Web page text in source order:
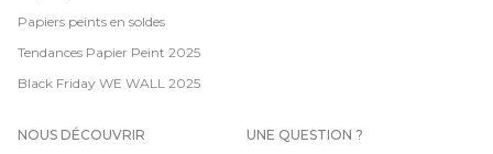
Papiers peints en soldes
Tendances Papier Peint 2025
Black Friday WE WALL 2025
NOUS DÉCOUVRIR UNE QUESTION ?